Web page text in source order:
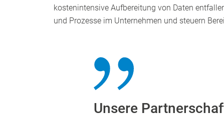
kostenintensive Aufbereitung von Daten
und Prozesse im Unternehmen und steuern
Unsere